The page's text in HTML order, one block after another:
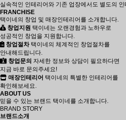
실속적인 인테리어와 기존 업장에서도 별도의
FRANCHISE
택이네의 창업 및 매장인테리어를 소개합니다.
창업지원 택이네는 오랜경험과 노하우로
성공적인 창업을 지원합니다.
창업절차 택이네의 체계적인 창업절차를
안내해드립니다.
창업문의 자세한 정보와 상담이 필요하다면
지금 바로 문의주세요!
매장인테리어 택이네의 특별한 인테리어를
확인해보세요.
ABOUT US
믿을 수 있는 브랜드 택이네를 소개합니다.
BRAND STORY
브랜드소개